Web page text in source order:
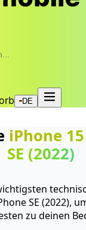
DE
iPhone 15
SE (2022)
SE (2022),
zu deinen